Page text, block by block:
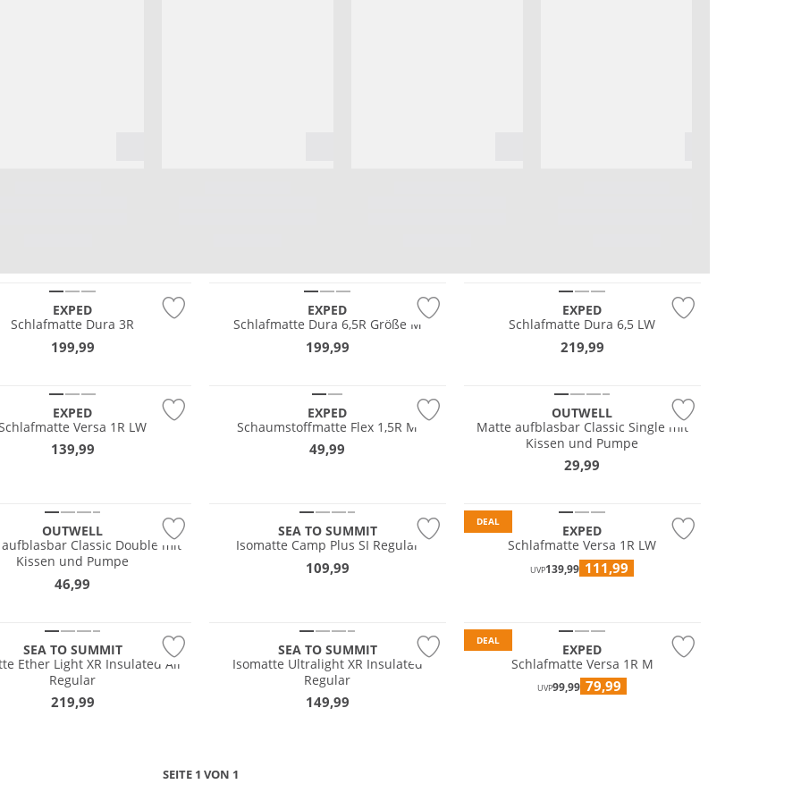
EXPED
Schlafmatte Dura 3R
199,99
EXPED
Schlafmatte Dura 6,5R Größe M
199,99
EXPED
Schlafmatte Dura 6,5 LW
219,99
EXPED
Versa 1R LW
139,99
EXPED
Schaumstoffmatte Flex 1,5R M
49,99
OUTWELL
Matte aufblasbar Classic Single mit
Kissen und Pumpe
29,99
OUTWELL
Classic Double mit
Kissen und Pumpe
46,99
SEA TO SUMMIT
Isomatte Camp Plus SI Regular
109,99
DEAL
EXPED
Schlafmatte Versa 1R LW
UVP139,99 111,99
SEA TO SUMMIT
Ether Light XR Insulated Air
Regular
219,99
SEA TO SUMMIT
Isomatte Ultralight XR Insulated
Regular
149,99
DEAL
EXPED
Schlafmatte Versa 1R M
UVP99,99 79,99
SEITE 1 VON 1